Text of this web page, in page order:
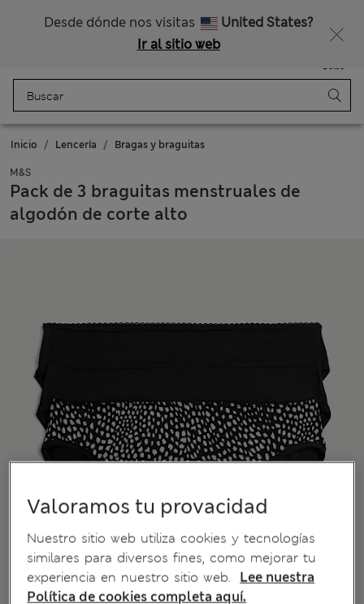
Desde dónde nos visitas
United States?
Ir al sitio web
Bolso
Inicio Lencería Bragas y braguitas
M&S
Pack de 3 braguitas menstruales de
algodón de corte alto
Valoramos tu provacidad
Nuestro sitio web utiliza cookies y tecnologías
similares para diversos fines, como mejorar tu
experiencia en nuestro sitio web.
Lee nuestra
Política de cookies completa aquí.